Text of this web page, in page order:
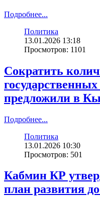
Подробнее...
Политика
13.01.2026 13:18
Просмотров: 1101
Сократить
предложили в
Подробнее...
Политика
13.01.2026 10:30
Просмотров: 501
Кабмин КР
план развития